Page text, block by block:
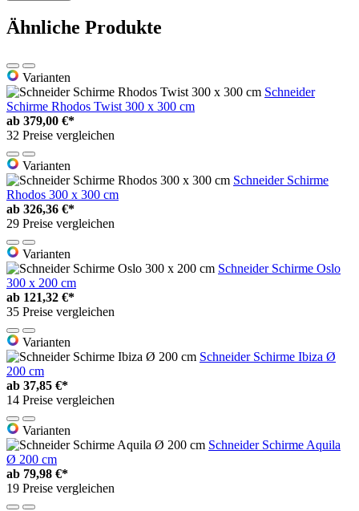
Ähnliche Produkte
Varianten
Schneider
Schirme Rhodos Twist 300 x 300 cm
ab 379,00 €*
32 Preise vergleichen
Varianten
Schneider Schirme
Rhodos 300 x 300 cm
ab 326,36 €*
29 Preise vergleichen
Varianten
Schneider Schirme Oslo
300 x 200 cm
ab 121,32 €*
35 Preise vergleichen
Varianten
Schneider Schirme Ibiza Ø
200 cm
ab 37,85 €*
14 Preise vergleichen
Varianten
Schneider Schirme Aquila
Ø 200 cm
ab 79,98 €*
19 Preise vergleichen